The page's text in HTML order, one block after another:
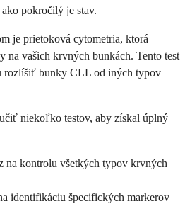
pokročilý je stav.
je prietoková cytometria, ktorá
na vašich krvných bunkách. Tento test
rozlíšiť bunky CLL od iných typov
niekoľko testov, aby získal úplný
na kontrolu všetkých typov krvných
identifikáciu špecifických markerov